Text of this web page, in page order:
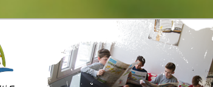
im Walbachtal